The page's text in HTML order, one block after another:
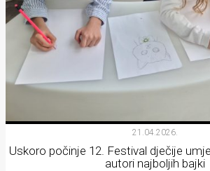
21.04.2026.
Uskoro počinje 12. Festival dječije
autori najboljih bajki